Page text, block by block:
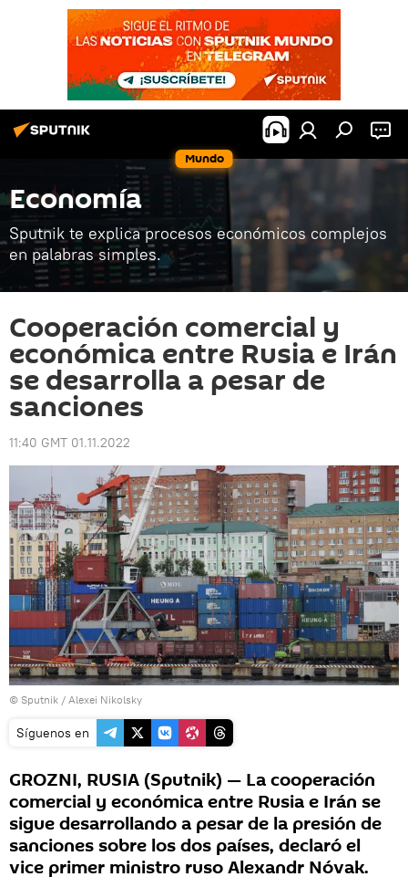
Mundo
Economía
Sputnik te explica procesos económicos complejos
en palabras simples.
Cooperación comercial y
económica entre Rusia e Irán
se desarrolla a pesar de
sanciones
11:40 GMT 01.11.2022
© Sputnik / Alexei Nikolsky
Síguenos en
GROZNI, RUSIA (Sputnik) — La cooperación
comercial y económica entre Rusia e Irán se
sigue desarrollando a pesar de la presión de
sanciones sobre los dos países, declaró el
vice primer ministro ruso Alexandr Nóvak.